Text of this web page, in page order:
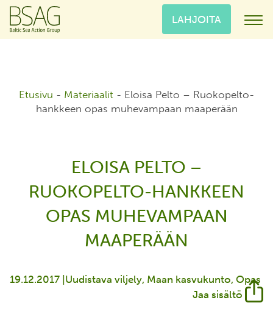
LAHJOITA
Etusivu - Materiaalit - Eloisa Pelto – Ruokopelto-
hankkeen opas muhevampaan maaperään
ELOISA PELTO –
RUOKOPELTO-HANKKEEN
OPAS MUHEVAMPAAN
MAAPERÄÄN
19.12.2017 | Uudistava viljely Maan kasvukunto Opas
Jaa sisältö